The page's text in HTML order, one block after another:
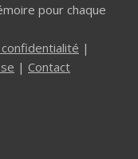
pour chaque
|
| Contact